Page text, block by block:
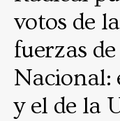
votos de
fuerzas
Nacional:
y el de la